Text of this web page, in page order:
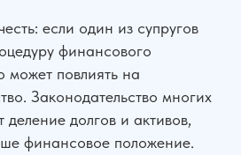
если один из супругов
финансового
может повлиять на
Законодательство многих
деление долгов и активов,
финансовое положение.